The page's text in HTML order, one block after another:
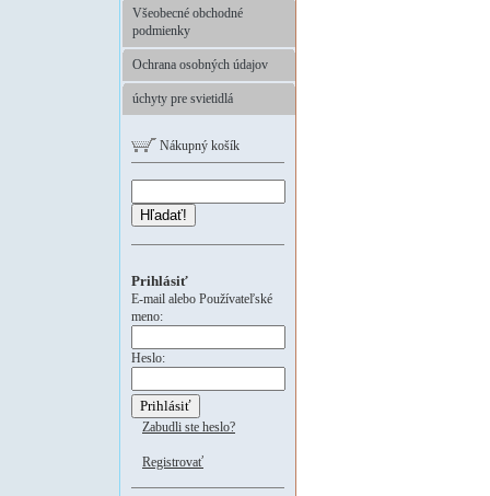
Všeobecné obchodné
podmienky
Ochrana osobných údajov
úchyty pre svietidlá
Nákupný košík
Hľadať!
Prihlásiť
E-mail alebo Používateľské
meno:
Heslo:
Zabudli ste heslo?
Registrovať